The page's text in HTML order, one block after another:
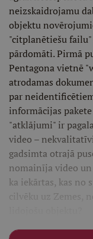
neizskaidrojamu
objektu
"citplanētiešu
pārdomāti. Pirmā
Pentagona vietnē
atrodamas
par
informācijas
"atklājumi" ir
video –
gadsimta otrajā
nomainīja video un
ka iekārtas, kas no
cilvēku uz Zemes,